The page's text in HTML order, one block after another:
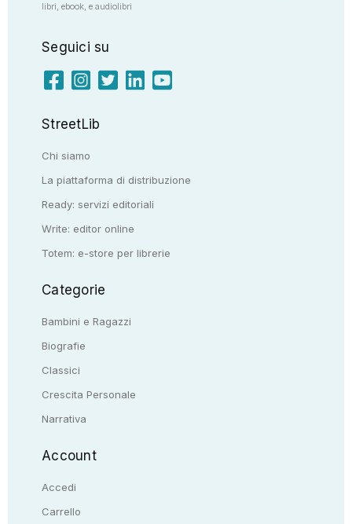
libri, ebook, e audiolibri
Seguici su
StreetLib
Chi siamo
La piattaforma di distribuzione
Ready: servizi editoriali
Write: editor online
Totem: e-store per librerie
Categorie
Bambini e Ragazzi
Biografie
Classici
Crescita Personale
Narrativa
Account
Accedi
Carrello